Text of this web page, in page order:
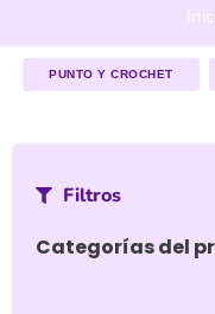
PUNTO Y CROCHET
Filtros
Categorías del